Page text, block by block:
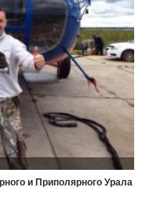
и Приполярного Урала